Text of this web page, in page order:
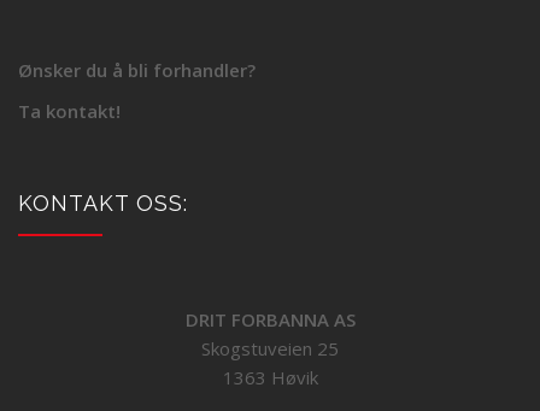
Ønsker du å bli forhandler?
Ta kontakt!
KONTAKT OSS:
DRIT FORBANNA AS
Skogstuveien 25
1363 Høvik